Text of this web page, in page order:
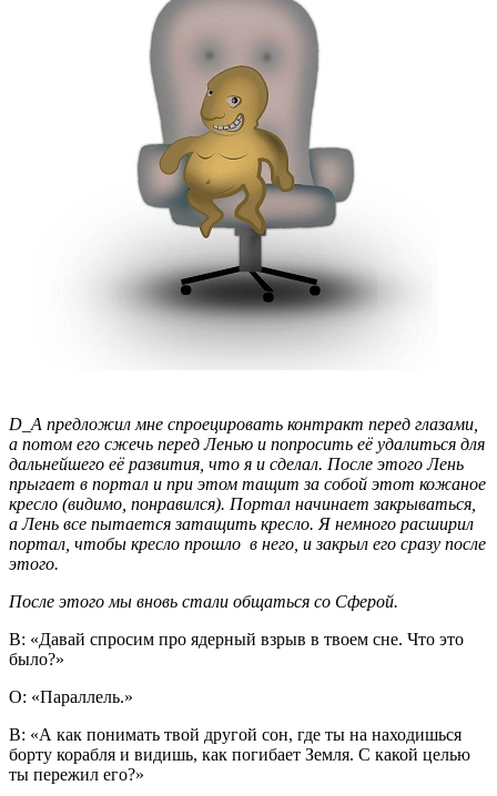
D A предложил мне спроецировать контракт перед глазами,
а потом его сжечь перед Ленью и попросить её удалиться для
дальнейшего её развития, что я и сделал. После этого Лень
прыгает в портал и при этом тащит за собой этот кожаное
кресло (видимо, понравился). Портал начинает закрываться,
а Лень все пытается затащить кресло. Я немного расширил
портал, чтобы кресло прошло в него, и закрыл его сразу после
этого.
После этого мы вновь стали общаться со Сферой.
В: «Давай спросим про ядерный взрыв в твоем сне. Что это
было?»
О: «Параллель.»
В: «А как понимать твой другой сон, где ты на находишься
борту корабля и видишь, как погибает Земля. С какой целью
ты пережил его?»